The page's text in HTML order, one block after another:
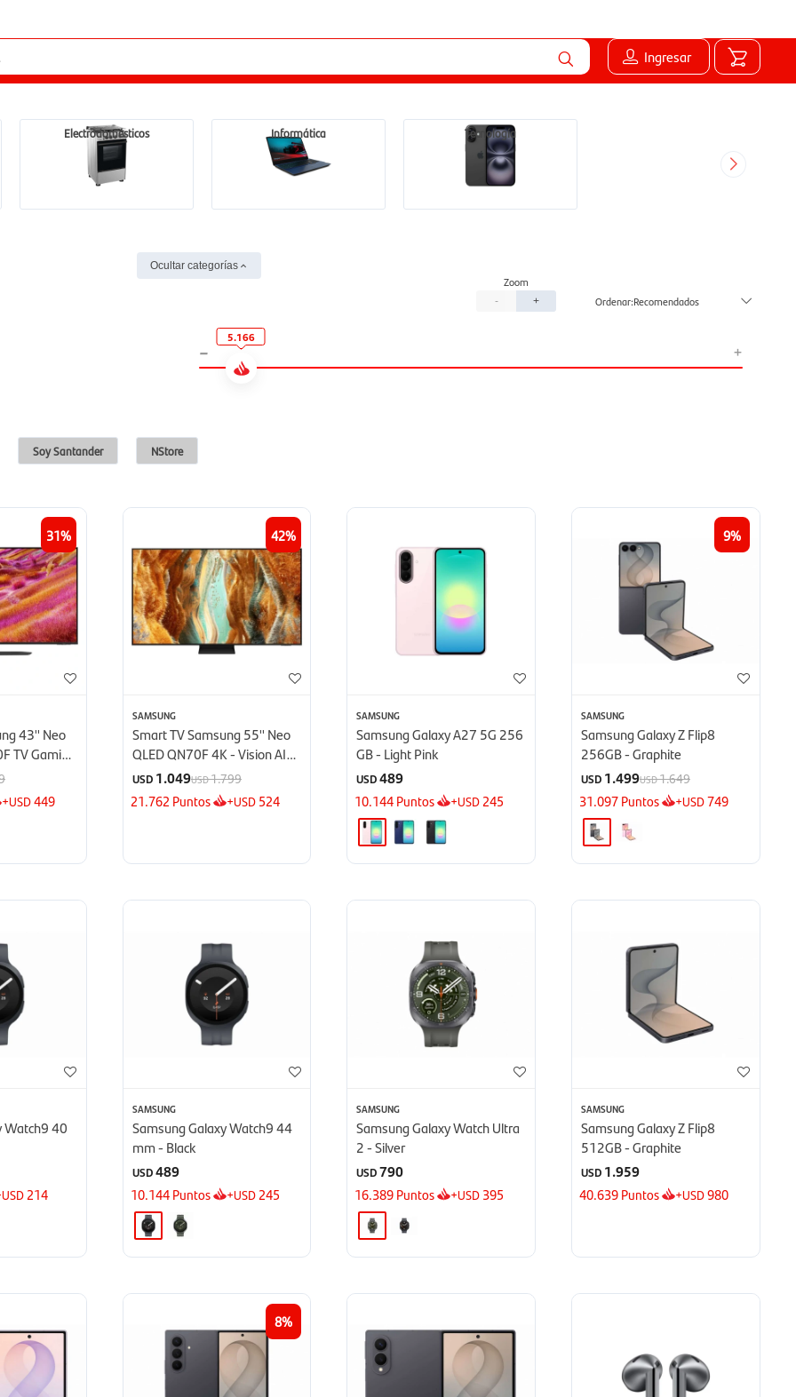
Ingresar
Electrodomésticos Informática Tecnología
Ocultar categorías
- + Recomendados
- +
5.166
Soy Santander NStore
31
43'' Neo
TV Gaming
+USD449
42
SAMSUNG
Smart TV Samsung 55'' Neo
QLED QN70F 4K - Vision AI
(2025)
USD 1.049USD1.799
21.762 Puntos +USD 524
SAMSUNG
Samsung Galaxy A27 5G 256
GB - Light Pink
USD489
10.144Puntos +USD245
9
SAMSUNG
Samsung Galaxy Z Flip8
256GB - Graphite
USD 1.499USD1.649
31.097Puntos +USD749
Watch9 40
USD 214
SAMSUNG
Samsung Galaxy Watch9 44
mm - Black
USD489
10.144Puntos +USD 245
SAMSUNG
Samsung Galaxy Watch Ultra
2 - Silver
USD790
16.389Puntos +USD 395
SAMSUNG
Samsung Galaxy Z Flip8
512GB - Graphite
USD 1.959
40.639Puntos +USD980
8